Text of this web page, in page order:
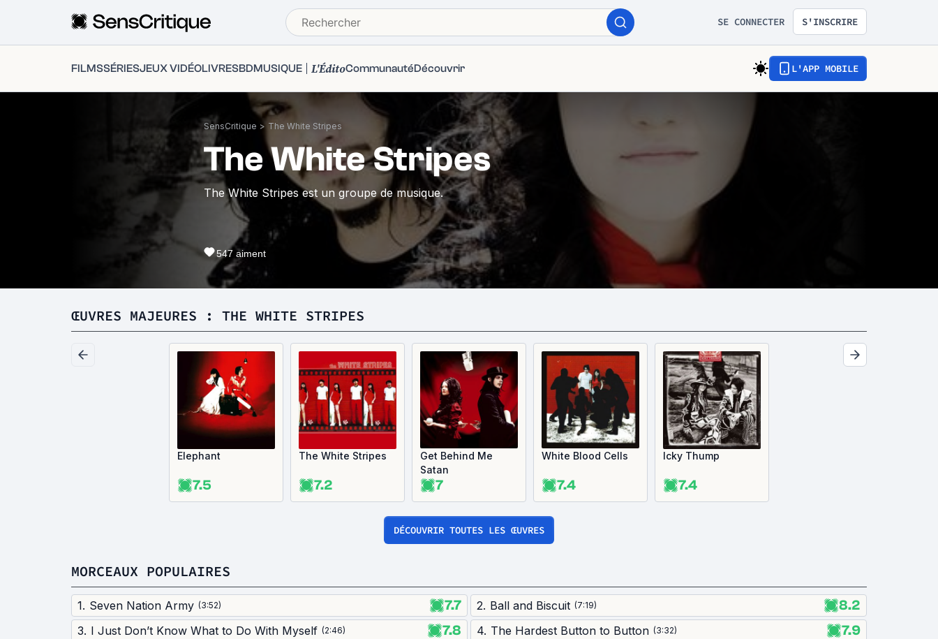
SE CONNECTER S'INSCRIRE
FILMSSÉRIESJEUX VIDÉOLIVRESBDMUSIQUE L'ÉditoCommunautéDécouvrir L'APP MOBILE
SensCritique > The White Stripes
The White Stripes
The White Stripes est un groupe de musique.
547 aiment
ŒUVRES MAJEURES : THE WHITE STRIPES
Elephant
7.5
The White Stripes
7.2
Get Behind Me
Satan
7
White Blood Cells
7.4
Icky Thump
7.4
DÉCOUVRIR TOUTES LES ŒUVRES
MORCEAUX POPULAIRES
1. Seven Nation Army (3:52) 7.7 2. Ball and Biscuit (7:19) 8.2
3. I Just Don’t Know What to Do With Myself (2:46) 7.8 4. The Hardest Button to Button (3:32) 7.9